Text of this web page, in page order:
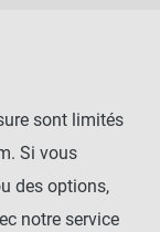
sont limités
Si vous
des options,
notre service